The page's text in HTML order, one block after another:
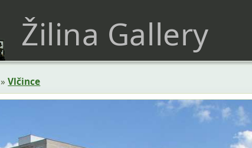
Žilina Gallery
»Vlčince